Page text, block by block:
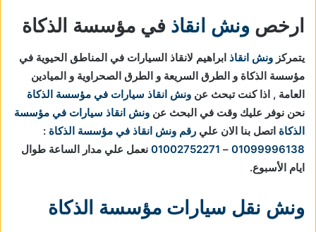
ارخص ونش انقاذ في مؤسسة الذكاة
يتمركز ونش انقاذ ابراهيم لانقاذ السيارات في المناطق الحيوية في
مؤسسة الذكاة و الطرق السريعة و الطرق الصحراوية و الميادين
العامة , اذا كنت تبحث عن ونش انقاذ سيارات في مؤسسة الذكاة
نحن نوفر عليك وقت في البحث عن ونش انقاذ سيارات في مؤسسة
الذكاة اتصل بنا الان علي رقم ونش انقاذ في مؤسسة الذكاة :
01099996138
–
01002752271 نعمل علي مدار الساعة طوال
ايام الأسبوع.
ونش نقل سيارات مؤسسة الذكاة